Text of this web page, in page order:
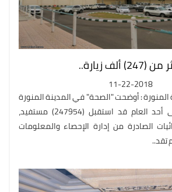
ألف زيارة..
11-22-2018
: أوضحت "الصحة" في المدينة المنورة
بأن طوارئ مستشفى أحد العام قد استقبل (247954) مستفيد،
الصادرة من إدارة الإحصاء والمعلومات
تقد..